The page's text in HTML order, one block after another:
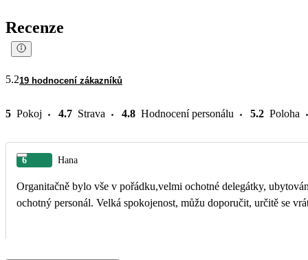
Recenze
5.219 hodnocení zákazníků
5 Pokoj 4.7 Strava 4.8 Hodnocení personálu 5.2 Poloha
6 Hana
Organitačně bylo vše v pořádku,velmi ochotné delegátky,
ochotný personál. Velká spokojenost, můžu doporučit, určitě se